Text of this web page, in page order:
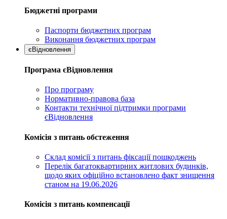
Бюджетні програми
Паспорти бюджетних програм
Виконання бюджетних програм
єВідновлення
Програма єВідновлення
Про програму
Нормативно-правова база
Контакти технічної підтримки програми
єВідновлення
Комісія з питань обстеження
Склад комісії з питань фіксації пошкоджень
Перелік багатоквартирних житлових будинків,
щодо яких офіційно встановлено факт знищення
станом на 19.06.2026
Комісія з питань компенсації